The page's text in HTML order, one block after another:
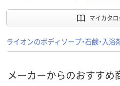
マイカタ
ライオンのボディソープ・石鹸・入浴
メーカーからのおすすめ